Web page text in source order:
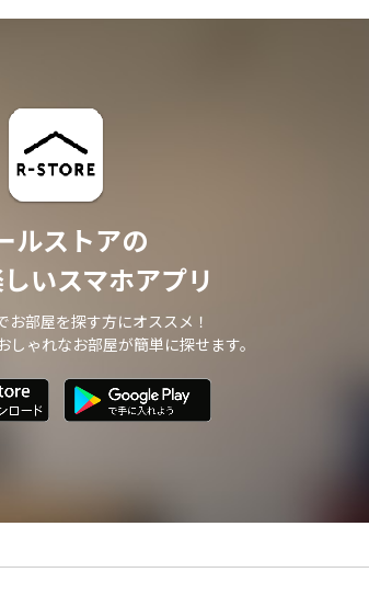
ルストアの
いスマホアプリ
お部屋を探す方にオススメ！
しゃれなお部屋が簡単に探せます。